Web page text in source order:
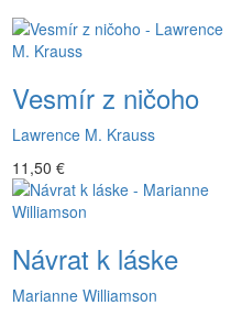
Vesmír z ničoho
Lawrence M. Krauss
11,50 €
Návrat k láske
Marianne Williamson